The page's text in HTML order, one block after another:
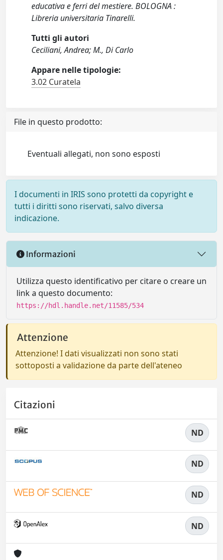
educativa e ferri del mestiere. BOLOGNA :
Libreria universitaria Tinarelli.
Tutti gli autori
Ceciliani, Andrea; M., Di Carlo
Appare nelle tipologie:
3.02 Curatela
File in questo prodotto:
Eventuali allegati, non sono esposti
I documenti in IRIS sono protetti da copyright e
tutti i diritti sono riservati, salvo diversa
indicazione.
Informazioni
Utilizza questo identificativo per citare o creare un
link a questo documento:
https://hdl.handle.net/11585/534
Attenzione
Attenzione! I dati visualizzati non sono stati
sottoposti a validazione da parte dell'ateneo
Citazioni
ND
ND
ND
ND